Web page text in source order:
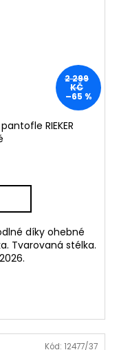
2 299
KČ
–65 %
RIEKER
díky ohebné
Tvarovaná stélka.
Kód: 12477/37